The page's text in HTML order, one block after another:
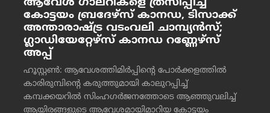
കോട്ടയം ബ്രദേഴ്‌സ് കാനഡ, ടിസാക്ക്
അന്താരാഷ്ട്ര വടംവലി ചാമ്പ്യന്‍സ്;
ഗ്ലാഡിയേറ്റേഴ്‌സ് കാനഡ റണ്ണേഴ്‌സ്
അപ്പ്
ഹൂസ്റ്റണ്‍: ആവേശത്തിമിര്‍പ്പിന്റെ പോര്‍ക്കളത്തില്‍
കാരിരുമ്പിന്റെ കരുത്തുമായി കാലുറപ്പിച്ച്
കമ്പക്കയറില്‍ സിംഹഗര്‍ജനത്തോടെ ആഞ്ഞുവലിച്ച്
ആയിരങ്ങളുടെ ആവേശമായിമാറിയ കോട്ടയം